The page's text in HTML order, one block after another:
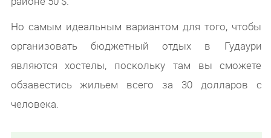
Но самым идеальным вариантом для того, чтобы
организовать бюджетный отдых в Гудаури
являются хостелы, поскольку там вы сможете
обзавестись жильем всего за 30 долларов с
человека.